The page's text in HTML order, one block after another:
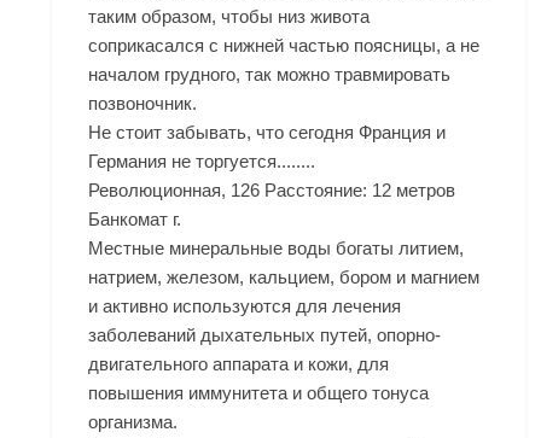
таким образом, чтобы низ живота
соприкасался с нижней частью поясницы, а не
началом грудного, так можно травмировать
позвоночник.
Не стоит забывать, что сегодня Франция и
Германия не торгуется........
Революционная, 126 Расстояние: 12 метров
Банкомат г.
Местные минеральные воды богаты литием,
натрием, железом, кальцием, бором и магнием
и активно используются для лечения
заболеваний дыхательных путей, опорно-
двигательного аппарата и кожи, для
повышения иммунитета и общего тонуса
организма.